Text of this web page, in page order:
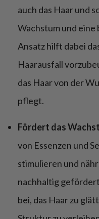
auch das Haar und
Wachstum und
Ansatz hilft dabei
Haarausfall
das Haar von der
pflegt.
Fördert das
von Essenzen und
stimulieren und
nachhaltig
bei, das Haar zu